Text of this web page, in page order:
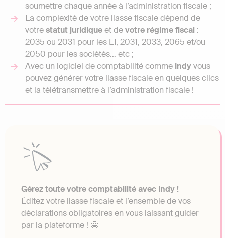
soumettre chaque année à l’administration fiscale ;
La complexité de votre liasse fiscale dépend de
votrestatut juridiqueet devotre régime fiscal :
2035 ou 2031 pour les EI, 2031, 2033, 2065 et/ou
2050 pour les sociétés… etc ;
Avec un logiciel de comptabilité comme Indyvous
pouvez générer votre liasse fiscale en quelques clics
et la télétransmettre à l’administration fiscale !
Gérez toute votre comptabilité avec Indy !
Éditez votre liasse fiscale et l’ensemble de vos
déclarations obligatoires en vous laissant guider
par la plateforme ! 🤩